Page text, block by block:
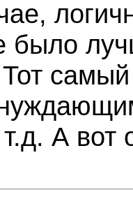
было
А вот